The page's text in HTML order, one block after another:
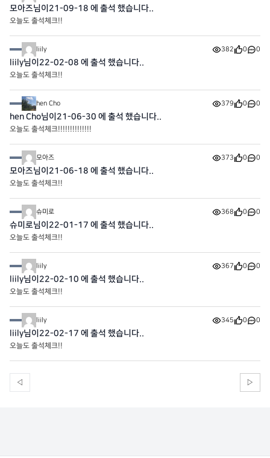
모아즈님이21-09-18 에 출석 했습니다..
오늘도 출석체크!!
liily 382 0 0
liily님이22-02-08 에 출석 했습니다..
오늘도 출석체크!!
hen Cho 379 0 0
hen Cho님이21-06-30 에 출석 했습니다..
오늘도 출석체크!!!!!!!!!!!!!!
모아즈 373 0 0
모아즈님이21-06-18 에 출석 했습니다..
오늘도 출석체크!!
슈미로 368 0 0
슈미로님이22-01-17 에 출석 했습니다..
오늘도 출석체크!!
liily 367 0 0
liily님이22-02-10 에 출석 했습니다..
오늘도 출석체크!!
liily 345 0 0
liily님이22-02-17 에 출석 했습니다..
오늘도 출석체크!!
◁ ▷